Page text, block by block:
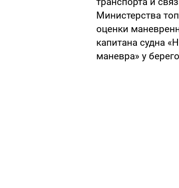
Министерства
оценки
капитана судна
маневра» у